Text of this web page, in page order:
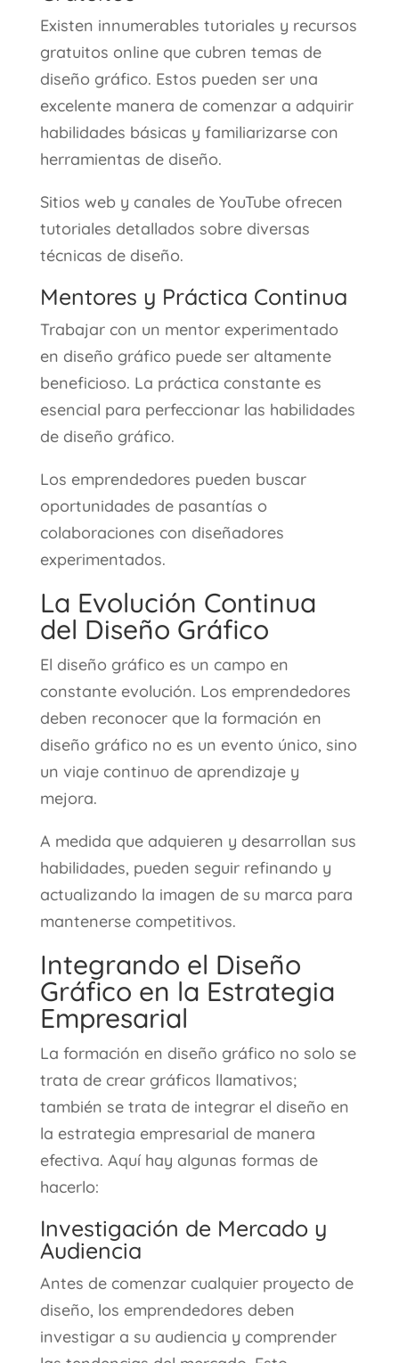
Existen innumerables tutoriales y recursos
gratuitos online que cubren temas de
diseño gráfico. Estos pueden ser una
excelente manera de comenzar a adquirir
habilidades básicas y familiarizarse con
herramientas de diseño.
Sitios web y canales de YouTube ofrecen
tutoriales detallados sobre diversas
técnicas de diseño.
Mentores y Práctica Continua
Trabajar con un mentor experimentado
en diseño gráfico puede ser altamente
beneficioso. La práctica constante es
esencial para perfeccionar las habilidades
de diseño gráfico.
Los emprendedores pueden buscar
oportunidades de pasantías o
colaboraciones con diseñadores
experimentados.
La Evolución Continua
del Diseño Gráfico
El diseño gráfico es un campo en
constante evolución. Los emprendedores
deben reconocer que la formación en
diseño gráfico no es un evento único, sino
un viaje continuo de aprendizaje y
mejora.
A medida que adquieren y desarrollan sus
habilidades, pueden seguir refinando y
actualizando la imagen de su marca para
mantenerse competitivos.
Integrando el Diseño
Gráfico en la Estrategia
Empresarial
La formación en diseño gráfico no solo se
trata de crear gráficos llamativos;
también se trata de integrar el diseño en
la estrategia empresarial de manera
efectiva. Aquí hay algunas formas de
hacerlo:
Investigación de Mercado y
Audiencia
Antes de comenzar cualquier proyecto de
diseño, los emprendedores deben
investigar a su audiencia y comprender